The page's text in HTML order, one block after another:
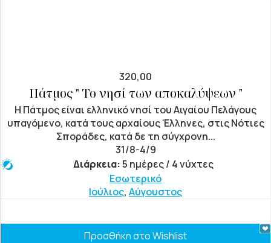
320,00
Πάτμος " Το νησί των αποκαλύψεων "
Η Πάτμος είναι ελληνικό νησί του Αιγαίου Πελάγους
υπαγόμενο, κατά τους αρχαίους Έλληνες, στις Νότιες
Σποράδες, κατά δε τη σύγχρονη...
31/8-4/9
Διάρκεια:5 ημέρες / 4 νύχτες
Εσωτερικό
Ιούλιος, Αύγουστος
Προσθήκη στο Wishlist